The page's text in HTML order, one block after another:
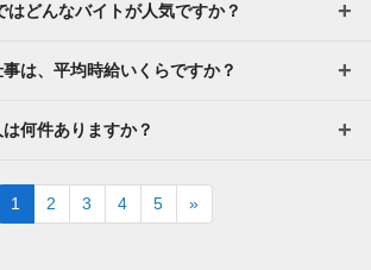
はどんなバイトが人気ですか？
は、平均時給いくらですか？
何件ありますか？
1 2 3 4 5 »Next